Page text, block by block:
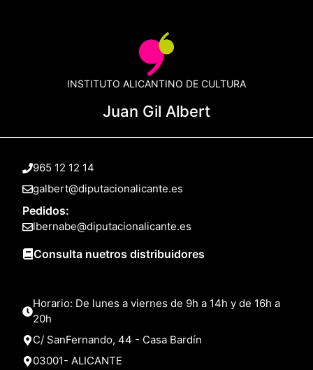
INSTITUTO ALICANTINO DE CULTURA
Juan Gil Albert
965 12 12 14
galbert@diputacionalicante.es
Pedidos:
lbernabe@diputacionalicante.es
Consulta nuetros distribuidores
Horario: De lunes a viernes de 9h a 14h y de 16h a
20h
C/ SanFernando, 44 - Casa Bardín
03001- ALICANTE